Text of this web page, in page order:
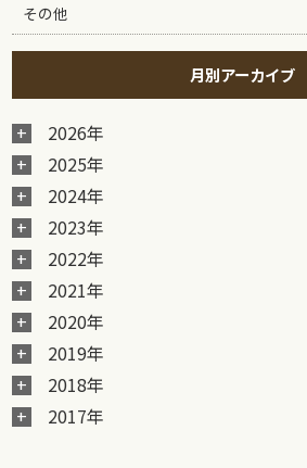
その他
月別アーカイブ
2026年
2025年
2024年
2023年
2022年
2021年
2020年
2019年
2018年
2017年